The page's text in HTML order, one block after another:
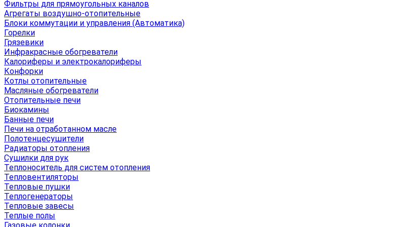
Фильтры для прямоугольных каналов
Агрегаты воздушно-отопительные
Блоки коммутации и управления (Автоматика)
Горелки
Грязевики
Инфракрасные обогреватели
Калориферы и электрокалориферы
Конфорки
Котлы отопительные
Масляные обогреватели
Отопительные печи
Биокамины
Банные печи
Печи на отработанном масле
Полотенцесушители
Радиаторы отопления
Сушилки для рук
Теплоноситель для систем отопления
Тепловентиляторы
Тепловые пушки
Теплогенераторы
Тепловые завесы
Теплые полы